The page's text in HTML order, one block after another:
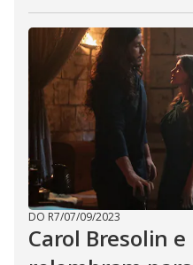
DO R7/07/09/2023
Carol Bresolin e